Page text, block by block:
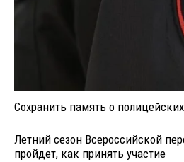
Сохранить память о
Летний сезон Всероссийской
пройдет, как принять участие